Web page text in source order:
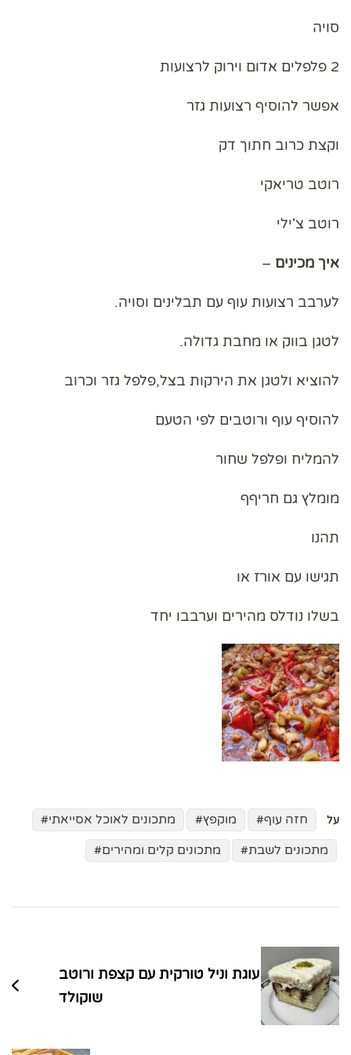
סויה
2 פלפלים אדום וירוק לרצועות
אפשר להוסיף רצועות גזר
וקצת כרוב חתוך דק
רוטב טריאקי
רוטב צ'ילי
איך מכינים –
לערבב רצועות עוף עם תבלינים וסויה.
לטגן בווק או מחבת גדולה.
להוציא ולטגן את הירקות בצל,פלפל גזר וכרוב
להוסיף עוף ורוטבים לפי הטעם
להמליח ופלפל שחור
מומלץ גם חריףף
תהנו
תגישו עם אורז או
בשלו נודלס מהירים וערבבו יחד
על חזה עוף מוקפץ
מתכונים לאוכל אסייאתי
מתכונים לשבת
מתכונים קלים ומהירים
בפוסטים
עוגת וניל טורקית עם קצפת ורוטב
שוקולד